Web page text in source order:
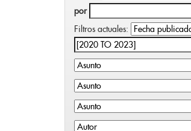
por
Filtros actuales: